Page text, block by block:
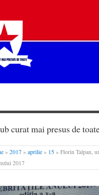
curat mai presus de
» 2017 » aprilie » 15 » Florin Talpan,
2017